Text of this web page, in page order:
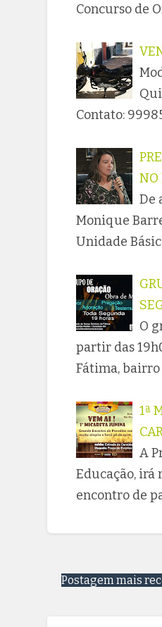
Concurso de
Contato:
NO
De
Monique
Unidade
O
partir das
Fátima, bairro
1ª
A
Educação, irá
encontro de
Postagem mais